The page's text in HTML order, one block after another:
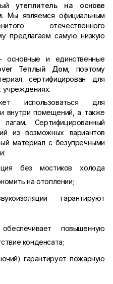
утеплитель на основе
. Мы являемся официальным
отечественного
предлагаем самую низкую
и единственные
Теплый Дом , поэтому
сертифицирован для
учреждениях.
использоваться для
внутри помещений, а также
Сертифицированный
из возможных вариантов
материал с безупречными
без мостиков холода
на отоплении;
гарантируют
повышенную
конденсата;
гарантирует пожарную